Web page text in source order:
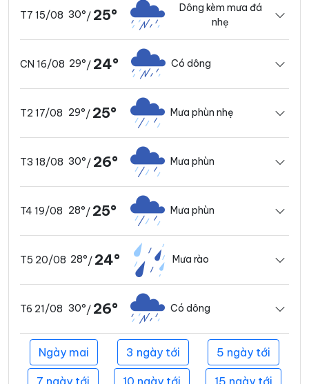
T7 15/08 30°/ 25°
Dông kèm mưa đá
nhẹ
CN 16/08 29°/ 24° Có dông
T2 17/08 29°/ 25° Mưa phùn nhẹ
T3 18/08 30°/ 26° Mưa phùn
T4 19/08 28°/ 25° Mưa phùn
T5 20/08 28°/ 24° Mưa rào
T6 21/08 30°/ 26° Có dông
Ngày mai 3 ngày tới 5 ngày tới
7 ngày tới 10 ngày tới 15 ngày tới